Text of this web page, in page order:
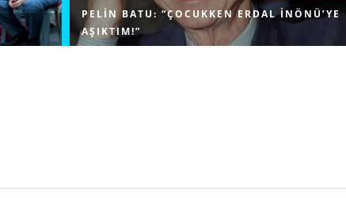
ve
PELIN BATU: “ÇOCUKKEN ERDAL İNÖNÜ’YE
AŞIKTIM!”